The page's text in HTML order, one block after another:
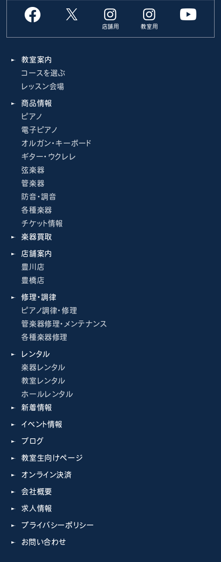
店舗用 教室用
教室案内
コースを選ぶ
レッスン会場
商品情報
ピアノ
電子ピアノ
オルガン・キーボード
ギター・ウクレレ
弦楽器
管楽器
防音・調音
各種楽器
チケット情報
楽器買取
店舗案内
豊川店
豊橋店
修理・調律
ピアノ調律・修理
管楽器修理・メンテナンス
各種楽器修理
レンタル
楽器レンタル
教室レンタル
ホールレンタル
新着情報
イベント情報
ブログ
教室生向けページ
オンライン決済
会社概要
求人情報
プライバシーポリシー
お問い合わせ